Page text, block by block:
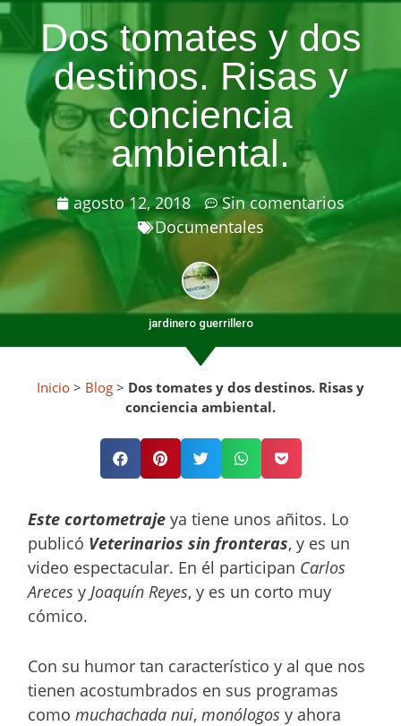
Dos tomates y dos
destinos. Risas y
conciencia
ambiental.
agosto 12, 2018
Sin comentarios
Documentales
jardinero guerrillero
Inicio > Blog > Dos tomates y dos destinos. Risas y
conciencia ambiental.
Este cortometraje ya tiene unos añitos. Lo
publicó Veterinarios sin fronteras, y es un
video espectacular. En él participan Carlos
Areces yJoaquín Reyes, y es un corto muy
cómico.
Con su humor tan característico y al que nos
tienen acostumbrados en sus programas
como muchachada nui,monólogos y ahora